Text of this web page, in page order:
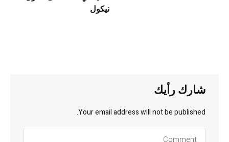
نيكول
شارك رأيك
Your email address will not be published.